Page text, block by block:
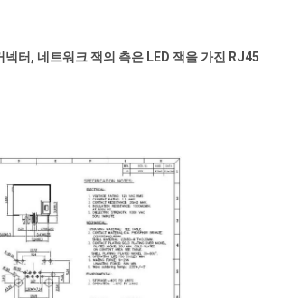
넥터, 네트워크 잭의 측은 LED 잭을 가진 RJ45